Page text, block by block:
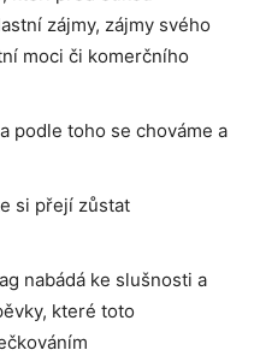
zájmy, zájmy svého
moci či komerčního
podle toho se chováme a
si přejí zůstat
nabádá ke slušnosti a
které toto